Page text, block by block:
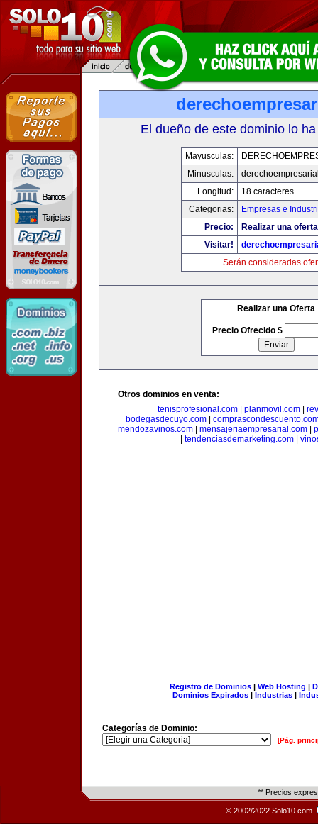
El dueño de este dominio lo
Mayusculas:
Minusculas:
Longitud:
18 caracteres
Categorias:
Empresas e
Precio:
Realizar una
Visitar!
Serán consideradas
Realizar una Oferta
Precio Ofrecido $
Otros dominios en venta:
tenisprofesional.com
planmovil.com
bodegasdecuyo.com
mendozavinos.com
mensajeriaempresarial.com
tendenciasdemarketing.com
Registro de Dominios| Web Hosting |
Dominios Expirados | Industrias |
Categorías de Dominio:
[Pág.
** Precios
© 2002/2022 Solo10.com